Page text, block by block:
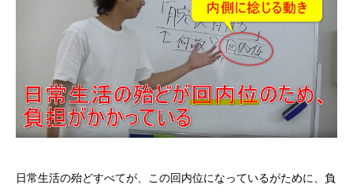
日常生活の殆どすべてが、この回内位になっているがために、負